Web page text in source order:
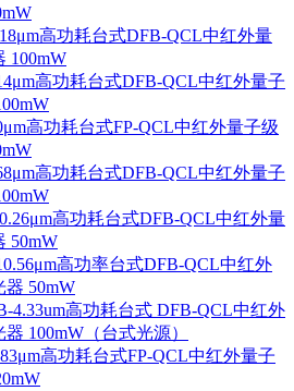
高功耗台式DFB-QCL中红外量
100mW
高功耗台式DFB-QCL中红外量子
高功耗台式FP-QCL中红外量子级
高功耗台式DFB-QCL中红外量子
高功耗台式DFB-QCL中红外量
50mW
高功率台式DFB-QCL中红外
50mW
4.33um高功耗台式 DFB-QCL中红外
100mW（台式光源）
高功耗台式FP-QCL中红外量子